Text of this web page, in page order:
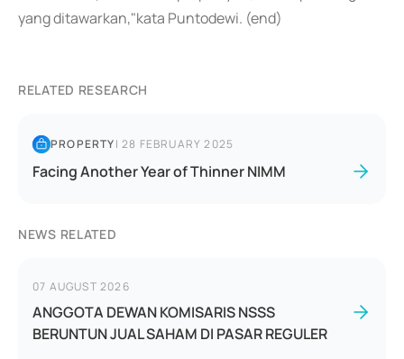
yang ditawarkan,"kata Puntodewi. (end)
RELATED RESEARCH
PROPERTY|28 FEBRUARY 2025
Facing Another Year of Thinner NIMM
NEWS RELATED
07 AUGUST 2026
ANGGOTA DEWAN KOMISARIS NSSS
BERUNTUN JUAL SAHAM DI PASAR REGULER